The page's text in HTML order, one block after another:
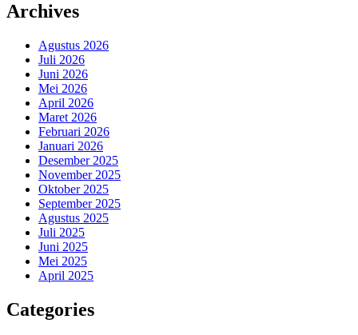
Archives
Agustus 2026
Juli 2026
Juni 2026
Mei 2026
April 2026
Maret 2026
Februari 2026
Januari 2026
Desember 2025
November 2025
Oktober 2025
September 2025
Agustus 2025
Juli 2025
Juni 2025
Mei 2025
April 2025
Categories